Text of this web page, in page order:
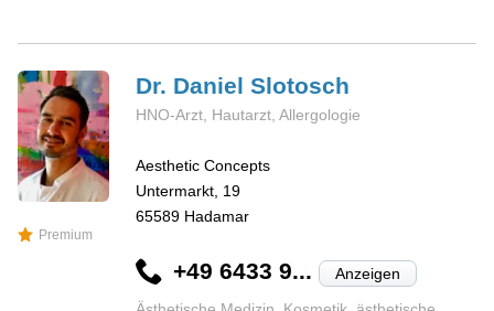
Premium
Dr. DanielSlotosch
HNO-Arzt, Hautarzt, Allergologie
Aesthetic Concepts
Untermarkt, 19
65589 Hadamar
+49 6433 9... Anzeigen